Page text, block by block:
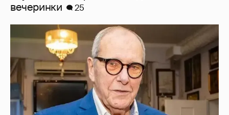
Эммануил Виторган показал фото
младшей дочери в честь её дня рождения
27